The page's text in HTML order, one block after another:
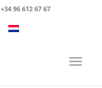
+34 96 612 67 67